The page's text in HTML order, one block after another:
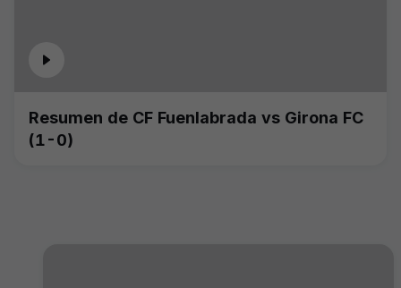
Resumen de CF Fuenlabrada vs Girona FC
(1-0)